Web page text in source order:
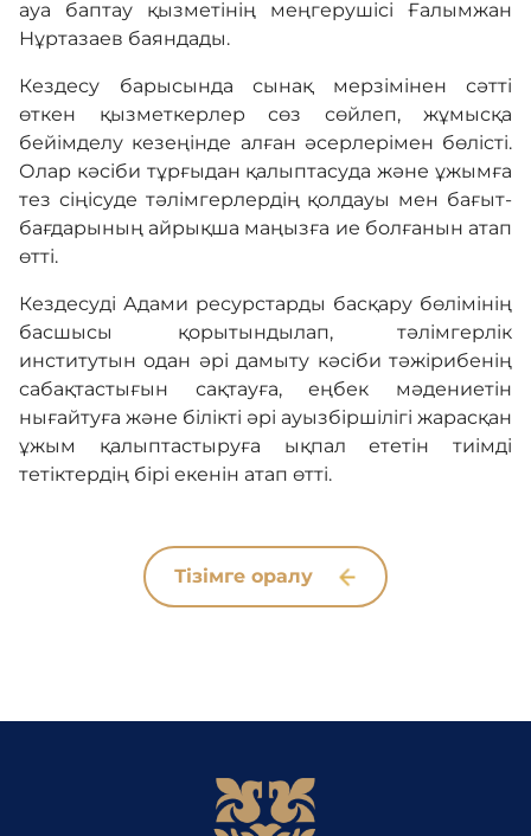
ауа баптау қызметінің меңгерушісі Ғалымжан
Нұртазаев баяндады.
Кездесу барысында сынақ мерзімінен сәтті
өткен қызметкерлер сөз сөйлеп, жұмысқа
бейімделу кезеңінде алған әсерлерімен бөлісті.
Олар кәсіби тұрғыдан қалыптасуда және ұжымға
тез сіңісуде тәлімгерлердің қолдауы мен бағыт-
бағдарының айрықша маңызға ие болғанын атап
өтті.
Кездесуді Адами ресурстарды басқару бөлімінің
басшысы қорытындылап, тәлімгерлік
институтын одан әрі дамыту кәсіби тәжірибенің
сабақтастығын сақтауға, еңбек мәдениетін
нығайтуға және білікті әрі ауызбіршілігі жарасқан
ұжым қалыптастыруға ықпал ететін тиімді
тетіктердің бірі екенін атап өтті.
Тізімге оралу